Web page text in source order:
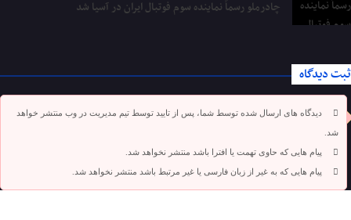
چادرملو رسماً نماینده سوم فوتبال ایران در آسیا شد
ثبت دیدگاه
دیدگاه های ارسال شده توسط شما، پس از تایید توسط تیم مدیریت در وب منتشر خواهد
شد.
پیام هایی که حاوی تهمت یا افترا باشد منتشر نخواهد شد.
پیام هایی که به غیر از زبان فارسی یا غیر مرتبط باشد منتشر نخواهد شد.